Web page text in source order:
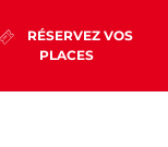
RÉSERVEZ VOS
PLACES